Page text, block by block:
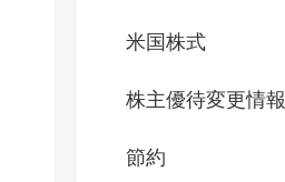
米国株式
株主優待変更情報
節約